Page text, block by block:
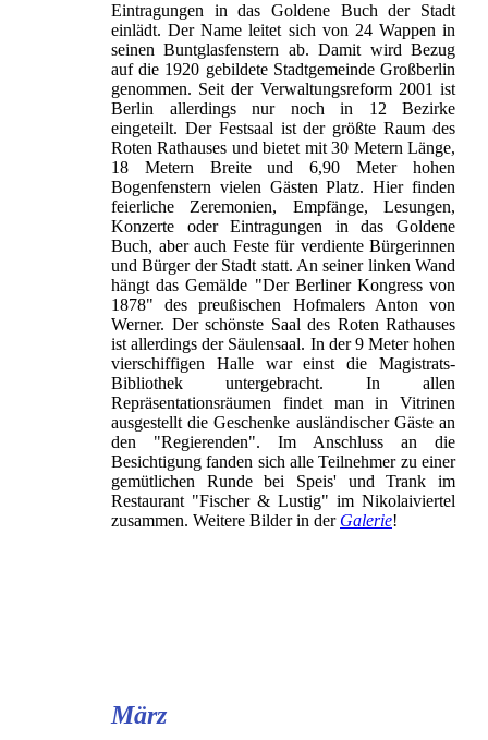
Eintragungen in das Goldene Buch der Stadt
einlädt. Der Name leitet sich von 24 Wappen in
seinen Buntglasfenstern ab. Damit wird Bezug
auf die 1920 gebildete Stadtgemeinde Großberlin
genommen. Seit der Verwaltungsreform 2001 ist
Berlin allerdings nur noch in 12 Bezirke
eingeteilt. Der Festsaal ist der größte Raum des
Roten Rathauses und bietet mit 30 Metern Länge,
18 Metern Breite und 6,90 Meter hohen
Bogenfenstern vielen Gästen Platz. Hier finden
feierliche Zeremonien, Empfänge, Lesungen,
Konzerte oder Eintragungen in das Goldene
Buch, aber auch Feste für verdiente Bürgerinnen
und Bürger der Stadt statt. An seiner linken Wand
hängt das Gemälde "Der Berliner Kongress von
1878" des preußischen Hofmalers Anton von
Werner. Der schönste Saal des Roten Rathauses
ist allerdings der Säulensaal. In der 9 Meter hohen
vierschiffigen Halle war einst die Magistrats-
Bibliothek untergebracht. In allen
Repräsentationsräumen findet man in Vitrinen
ausgestellt die Geschenke ausländischer Gäste an
den "Regierenden". Im Anschluss an die
Besichtigung fanden sich alle Teilnehmer zu einer
gemütlichen Runde bei Speis' und Trank im
Restaurant "Fischer & Lustig" im Nikolaiviertel
zusammen. Weitere Bilder in der Galerie!
März